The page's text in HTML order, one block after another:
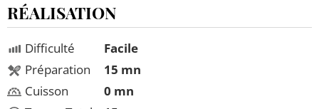
RÉALISATION
Difficulté
Préparation
Cuisson
Facile
15 mn
0 mn